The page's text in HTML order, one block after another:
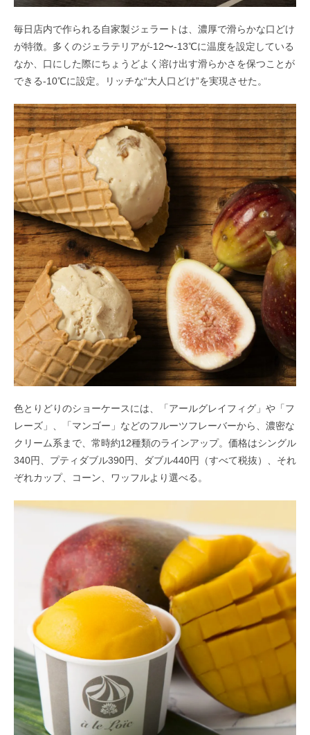
毎日店内で作られる自家製ジェラートは、濃厚で滑らかな口どけ
が特徴。多くのジェラテリアが-12〜-13℃に温度を設定している
なか、口にした際にちょうどよく溶け出す滑らかさを保つことが
できる-10℃に設定。リッチな“大人口どけ”を実現させた。
色とりどりのショーケースには、「アールグレイフィグ」や「フ
レーズ」、「マンゴー」などのフルーツフレーバーから、濃密な
クリーム系まで、常時約12種類のラインアップ。価格はシングル
340円、プティダブル390円、ダブル440円（すべて税抜）、それ
ぞれカップ、コーン、ワッフルより選べる。